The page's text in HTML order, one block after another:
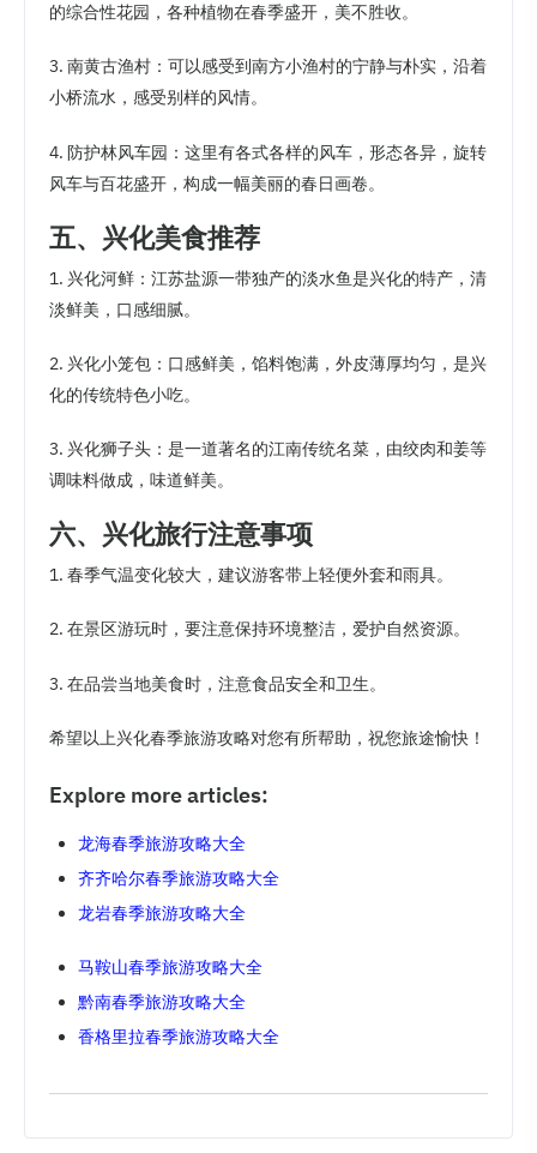
的综合性花园，各种植物在春季盛开，美不胜收。
3. 南黄古渔村：可以感受到南方小渔村的宁静与朴实，沿着
小桥流水，感受别样的风情。
4. 防护林风车园：这里有各式各样的风车，形态各异，旋转
风车与百花盛开，构成一幅美丽的春日画卷。
五、兴化美食推荐
1. 兴化河鲜：江苏盐源一带独产的淡水鱼是兴化的特产，清
淡鲜美，口感细腻。
2. 兴化小笼包：口感鲜美，馅料饱满，外皮薄厚均匀，是兴
化的传统特色小吃。
3. 兴化狮子头：是一道著名的江南传统名菜，由绞肉和姜等
调味料做成，味道鲜美。
六、兴化旅行注意事项
1. 春季气温变化较大，建议游客带上轻便外套和雨具。
2. 在景区游玩时，要注意保持环境整洁，爱护自然资源。
3. 在品尝当地美食时，注意食品安全和卫生。
希望以上兴化春季旅游攻略对您有所帮助，祝您旅途愉快！
Explore more articles:
龙海春季旅游攻略大全
齐齐哈尔春季旅游攻略大全
龙岩春季旅游攻略大全
马鞍山春季旅游攻略大全
黔南春季旅游攻略大全
香格里拉春季旅游攻略大全